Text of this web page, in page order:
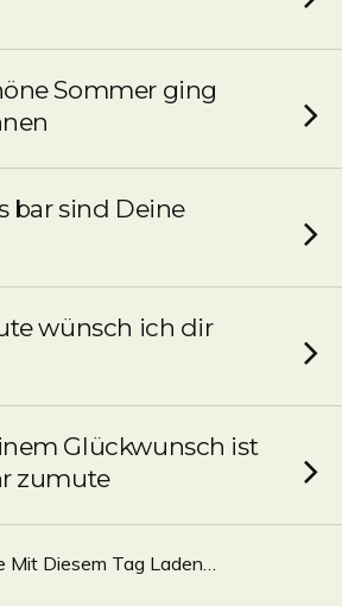
Sommer ging
bar sind Deine
wünsch ich dir
Glückwunsch ist
zumute
Mit Diesem Tag Laden…